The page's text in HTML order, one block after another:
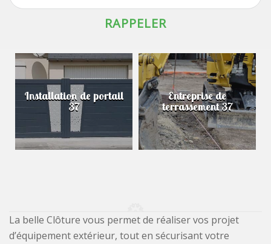
Installation de portail
37
Entreprise de
terrassement 37
La belle Clôture vous permet de réaliser vos projet
d’équipement extérieur, tout en sécurisant votre